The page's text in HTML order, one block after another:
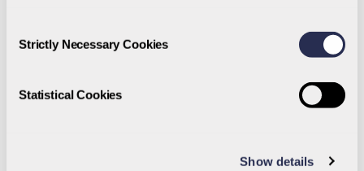
Selection
Strictly Necessary Cookies
Statistical Cookies
Show details